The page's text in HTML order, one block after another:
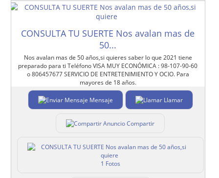
CONSULTA TU SUERTE Nos avalan mas de
50...
Nos avalan mas de 50 años,si quieres saber lo que 2021 tiene
preparado para ti Teléfono VISA MUY ECONÓMICA : 98-107-90-60
o 806457677 SERVICIO DE ENTRETENIMIENTO Y OCIO. Para
mayores de 18 años.
Mensaje Llamar
Compartir
1 Fotos